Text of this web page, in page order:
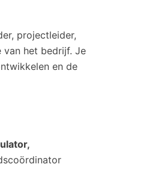
projectleider,
van het bedrijf. Je
en de